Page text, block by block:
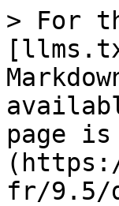
> For
page
fr/9.5/